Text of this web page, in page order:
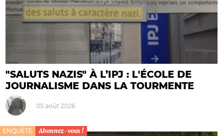
"SALUTS NAZIS" À L’IPJ : L'ÉCOLE DE
JOURNALISME DANS LA TOURMENTE
05 août 2026
ENQUÊTE Abonnez-vous !